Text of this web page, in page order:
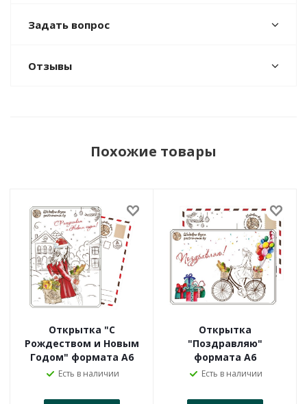
Задать вопрос
Отзывы
Похожие товары
Открытка "С
Рождеством и Новым
Годом" формата А6
Есть в наличии
Открытка
"Поздравляю"
формата А6
Есть в наличии